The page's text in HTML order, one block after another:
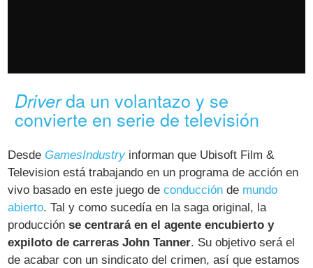
Driverda un volantazo y se
convierte en serie de televisión
DesdeGamesIndustry informan que Ubisoft Film &
Television está trabajando en un programa de acción en
vivo basado en este juego deconducción de mundo
abierto. Tal y como sucedía en la saga original, la
producciónse centrará en el agente encubierto y
expiloto de carreras John Tanner. Su objetivo será el
de acabar con un sindicato del crimen, así que estamos